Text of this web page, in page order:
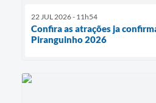
22 JUL 2026 - 11h54
Confira as atrações ja
Piranguinho 2026